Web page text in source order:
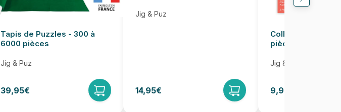
Tapis de Puzzles - 300 à
6000 pièces
Jig & Puz
39,95€
Jig & Puz
14,95€
Colle pour Puzzle
pièces
Jig & Puz
9,95€